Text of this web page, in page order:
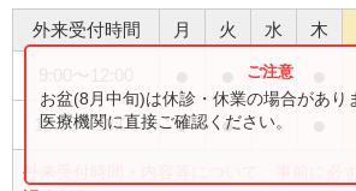
外来受付時間 月 火 水 木
15:00〜18:00 ● ●
外来受付時間・内容等について、事前に必
お盆(8月中旬)は休診・休業の場合があり
医療機関に直接ご確認ください。